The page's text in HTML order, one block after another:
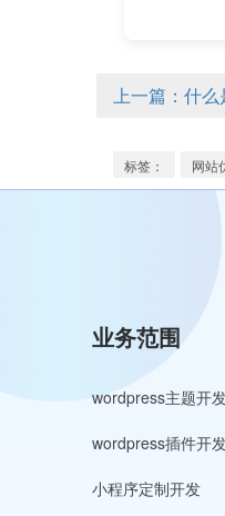
上一篇：什么
标签： 网站
业务范围
wordpress主题开
wordpress插件开
小程序定制开发